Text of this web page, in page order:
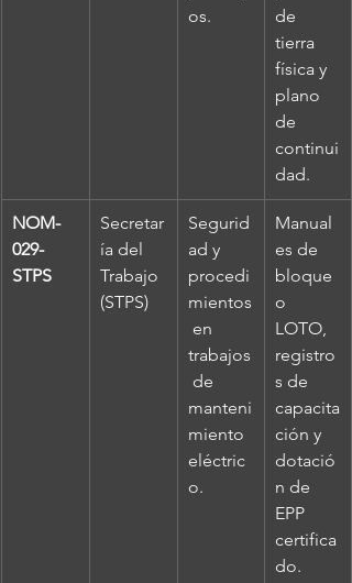
os.
de
tierra
física y
plano
de
continui
dad.
NOM-
029-
STPS
Secretar
ía del
Trabajo
(STPS)
Segurid
ad y
procedi
mientos
en
trabajos
de
manteni
miento
eléctric
o.
Manual
es de
bloque
o
LOTO,
registro
s de
capacita
ción y
dotació
n de
EPP
certifica
do.